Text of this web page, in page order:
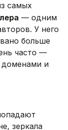
самых
— одним
У него
больше
часто —
доменами и
зеркала